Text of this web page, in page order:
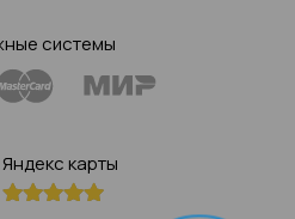
системы
Яндекс карты